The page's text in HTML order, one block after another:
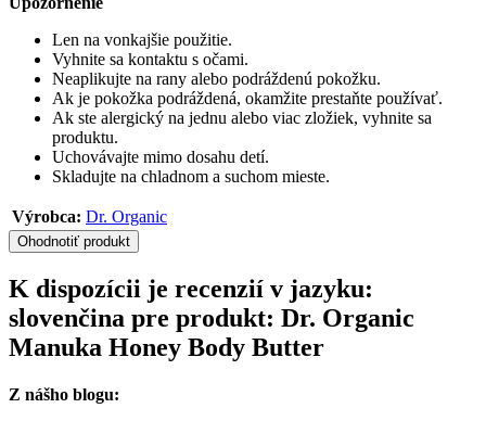
Len na vonkajšie použitie.
Vyhnite sa kontaktu s očami.
Neaplikujte na rany alebo podráždenú pokožku.
Ak je pokožka podráždená, okamžite prestaňte používať.
Ak ste alergický na jednu alebo viac zložiek, vyhnite sa
produktu.
Uchovávajte mimo dosahu detí.
Skladujte na chladnom a suchom mieste.
Výrobca: Dr. Organic
Ohodnotiť produkt
K dispozícii je recenzií v jazyku:
slovenčina pre produkt: Dr. Organic
Manuka Honey Body Butter
Z nášho blogu: